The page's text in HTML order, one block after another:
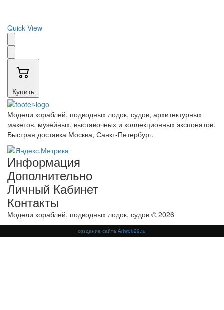
Quick View
Купить
Модели кораблей, подводных лодок, судов, архитектурных
макетов, музейных, выставочных и коллекционных экспонатов.
Быстрая доставка Москва, Санкт-Петербург.
Информация
Дополнительно
Личный Кабинет
Контакты
Модели кораблей, подводных лодок, судов © 2026
создание сайта Artweb29.ru